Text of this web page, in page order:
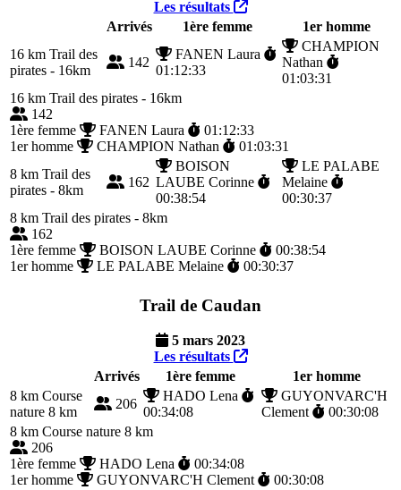
Les résultats
Arrivés
1ère femme
1er homme
16 km Trail des
pirates - 16km
142
FANEN Laura
01:12:33
CHAMPION
Nathan
01:03:31
16 km Trail des pirates - 16km
142
1ère femme
FANEN Laura
01:12:33
1er homme
CHAMPION Nathan
01:03:31
8 km Trail des
pirates - 8km
162
BOISON
LAUBE Corinne
00:38:54
LE PALABE
Melaine
00:30:37
8 km Trail des pirates - 8km
162
1ère femme
BOISON LAUBE Corinne
00:38:54
1er homme
LE PALABE Melaine 00:30:37
Trail de Caudan
5 mars 2023
Les résultats
Arrivés
1ère femme
1er homme
8 km Course
nature 8 km
206
HADO Lena
00:34:08
GUYONVARC'H
Clement
00:30:08
8 km Course nature 8 km
206
1ère femme
HADO Lena
00:34:08
1er homme
GUYONVARC'H Clement
00:30:08